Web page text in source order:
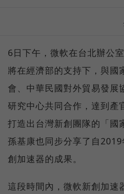
6日下午，微軟在台北辦公
將在經濟部的支持下，與國
會、中華民國對外貿易發展
研究中心共同合作，達到產
打造出台灣新創團隊的「國
孫基康也同步分享了自
創加速器的成果。
這段時間內，微軟新創加速